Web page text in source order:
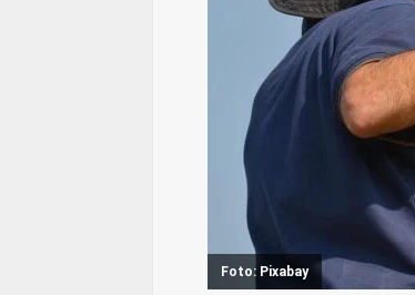
Foto: Pixabay